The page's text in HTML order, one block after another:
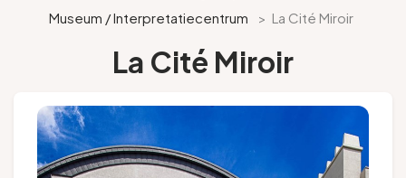
Bereid mijn verblijf voor
Pays de Liège
Museum / Interpretatiecentrum
> La Cité Miroir
La Cité Miroir